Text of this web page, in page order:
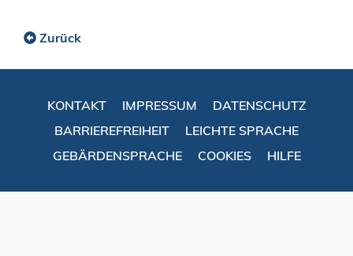
Zurück
KONTAKT IMPRESSUM
DATENSCHUTZ
BARRIEREFREIHEIT
LEICHTE SPRACHE
GEBÄRDENSPRACHE
COOKIES HILFE